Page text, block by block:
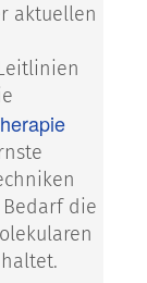
aktuellen
die